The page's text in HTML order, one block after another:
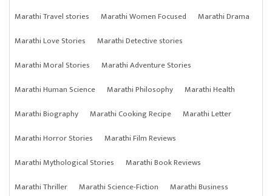
Marathi Travel stories
Marathi Women Focused
Marathi Drama
Marathi Love Stories
Marathi Detective stories
Marathi Moral Stories
Marathi Adventure Stories
Marathi Human Science
Marathi Philosophy
Marathi Health
Marathi Biography
Marathi Cooking Recipe
Marathi Letter
Marathi Horror Stories
Marathi Film Reviews
Marathi Mythological Stories
Marathi Book Reviews
Marathi Thriller
Marathi Science-Fiction Marathi Business